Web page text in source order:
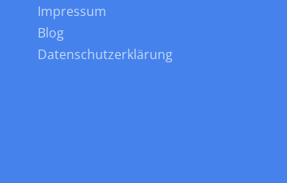
Impressum
Blog
Datenschutzerklärung